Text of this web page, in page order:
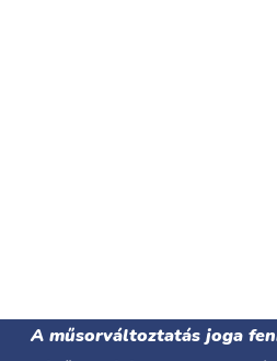
A műsorváltoztatás joga